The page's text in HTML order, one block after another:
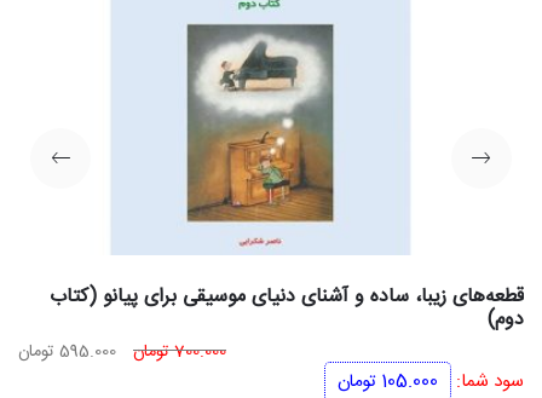
قطعه‌های زیبا، ساده و آشنای دنیای موسیقی برای پیانو (کتاب
دوم)
700.000تومان قیمت
595.000 تومان
سود شما: 105.000 تومان